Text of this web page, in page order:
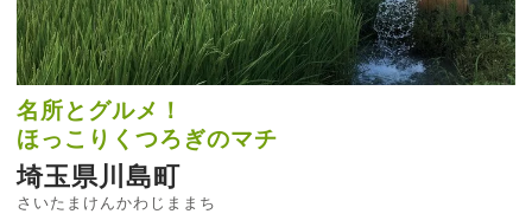
名所とグルメ！
ほっこりくつろぎのマチ
埼玉県川島町
さいたまけんかわじままち